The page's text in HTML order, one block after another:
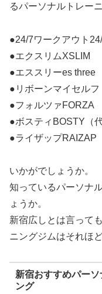
るパーソナルトレー
●24/7ワークアウト
●エクスリムXSLIM
●エススリーes three
●リボーンマイセルフ
●フォルツァFORZA
●ボスティBOSTY（
●ライザップRAIZAP
いかがでしょうか。
知っているパーソナ
ょうか。
新宿広しとは言って
ニングジムはそれほ
新宿おすすめパー
ング